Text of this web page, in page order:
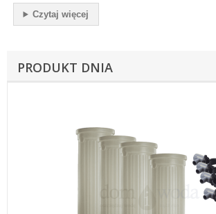
PRODUKT DNIA
Czytaj więcej